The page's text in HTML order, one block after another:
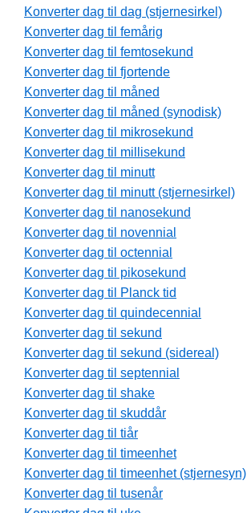
Konverter dag til dag (stjernesirkel)
Konverter dag til femårig
Konverter dag til femtosekund
Konverter dag til fjortende
Konverter dag til måned
Konverter dag til måned (synodisk)
Konverter dag til mikrosekund
Konverter dag til millisekund
Konverter dag til minutt
Konverter dag til minutt (stjernesirkel)
Konverter dag til nanosekund
Konverter dag til novennial
Konverter dag til octennial
Konverter dag til pikosekund
Konverter dag til Planck tid
Konverter dag til quindecennial
Konverter dag til sekund
Konverter dag til sekund (sidereal)
Konverter dag til septennial
Konverter dag til shake
Konverter dag til skuddår
Konverter dag til tiår
Konverter dag til timeenhet
Konverter dag til timeenhet (stjernesyn)
Konverter dag til tusenår